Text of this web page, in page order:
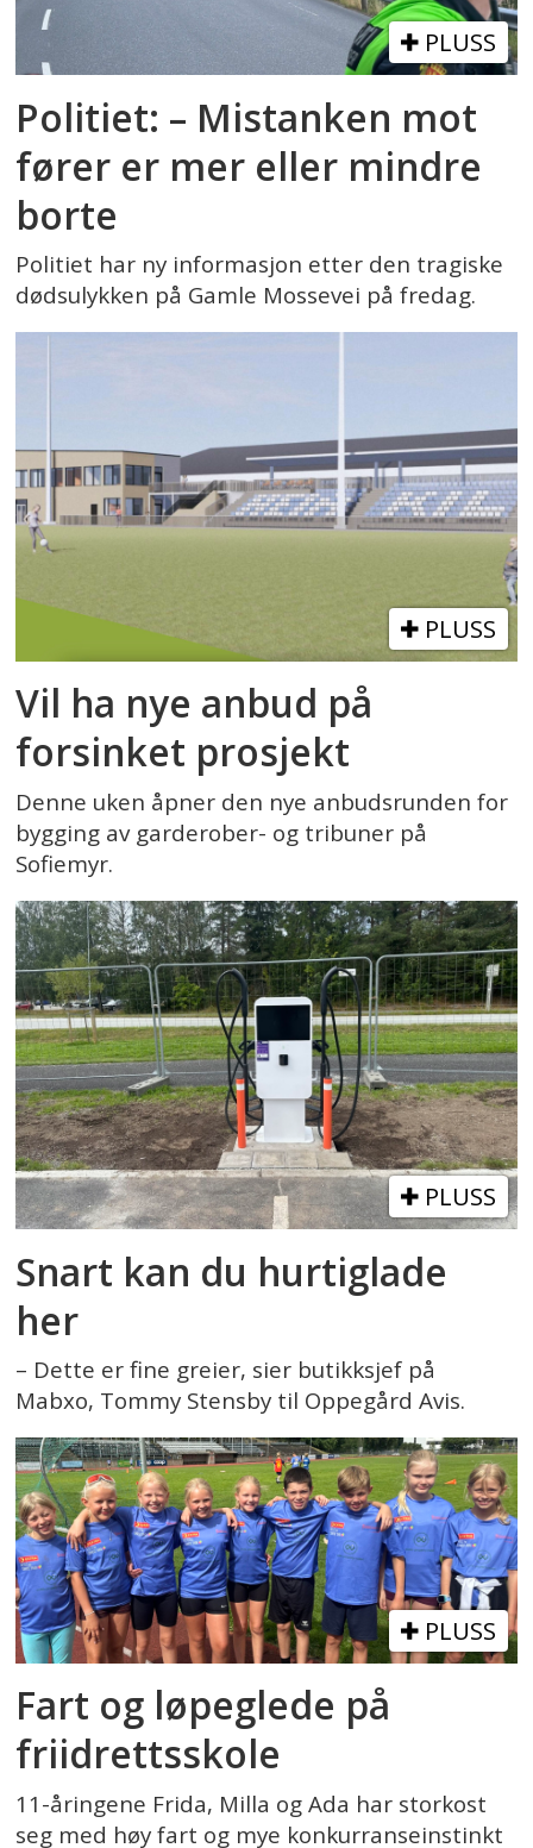
PLUSS
Politiet: – Mistanken mot
fører er mer eller mindre
borte
Politiet har ny informasjon etter den tragiske
dødsulykken på Gamle Mossevei på fredag.
PLUSS
Vil ha nye anbud på
forsinket prosjekt
Denne uken åpner den nye anbudsrunden for
bygging av garderober- og tribuner på
Sofiemyr.
PLUSS
Snart kan du hurtiglade
her
– Dette er fine greier, sier butikksjef på
Mabxo, Tommy Stensby til Oppegård Avis.
PLUSS
Fart og løpeglede på
friidrettsskole
11-åringene Frida, Milla og Ada har storkost
seg med høy fart og mye konkurranseinstinkt